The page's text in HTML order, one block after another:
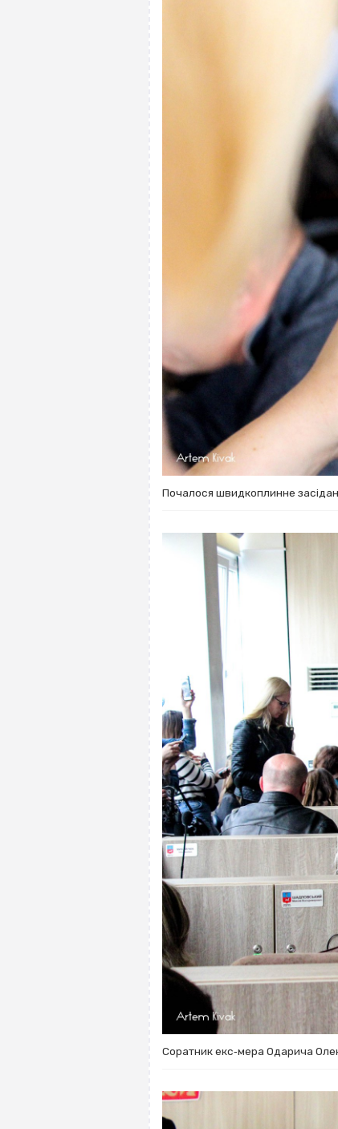
Почалося швидкоплинне
Соратник екс‐мера Одарича